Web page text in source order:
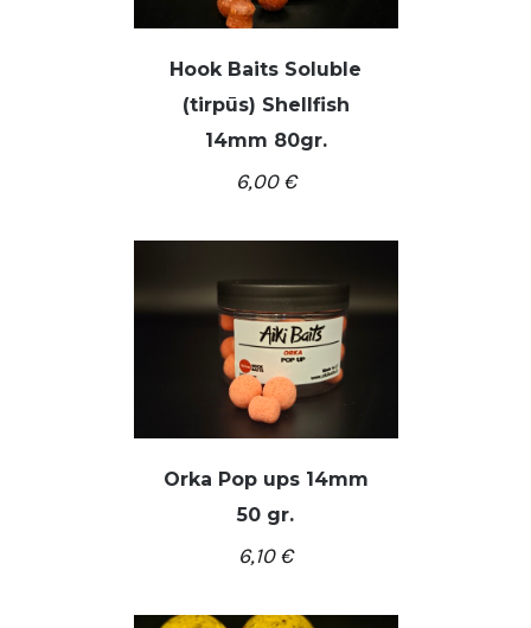
Hook Baits Soluble
(tirpūs) Shellfish
14mm 80gr.
6,00€
/
Orka Pop ups 14mm
50 gr.
6,10€